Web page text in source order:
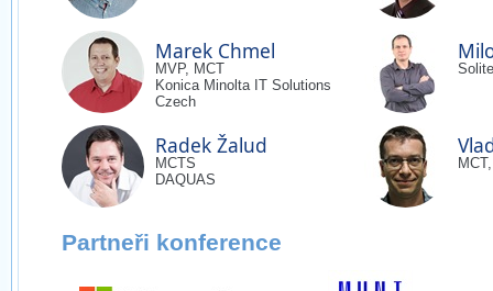
Marek Chmel
MVP, MCT
Konica Minolta IT Solutions
Czech
Radek Žalud
MCTS
DAQUAS
Partneři konference